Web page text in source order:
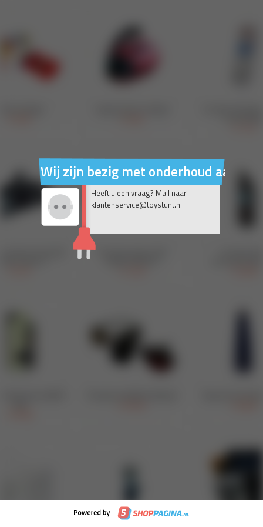
Wij zijn bezig met onderhoud aan
Heeft u een vraag? Mail naar
klantenservice@toystunt.nl